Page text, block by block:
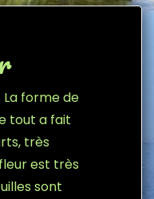
forme de
tout a fait
très
est très
sont